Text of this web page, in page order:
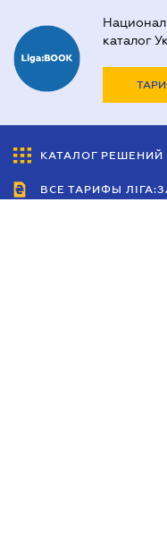
каталог
КАТАЛОГ РЕШЕНИЙ
ВСЕ ТАРИФЫ